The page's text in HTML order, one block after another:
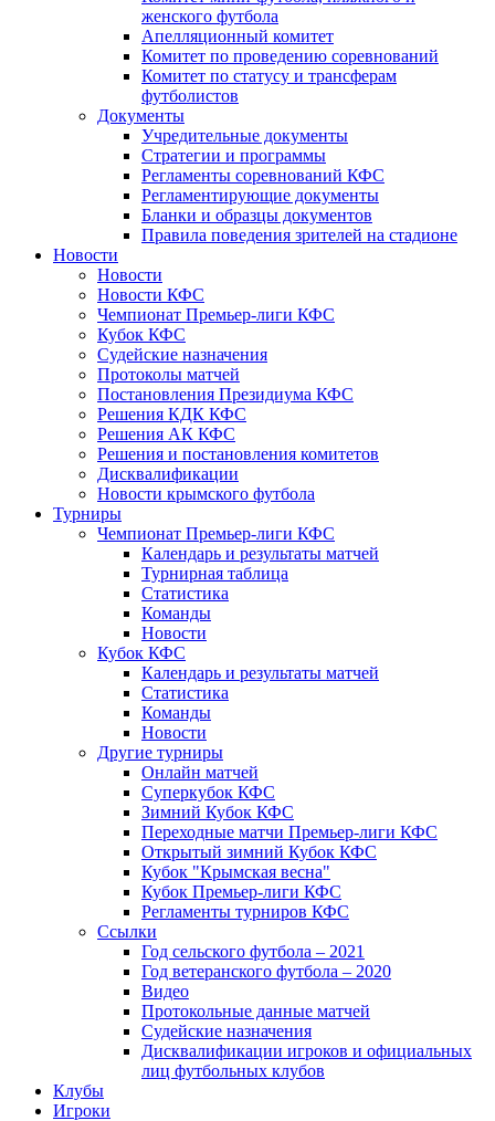
женского футбола
Апелляционный комитет
Комитет по проведению соревнований
Комитет по статусу и трансферам
футболистов
Документы
Учредительные документы
Стратегии и программы
Регламенты соревнований КФС
Регламентирующие документы
Бланки и образцы документов
Правила поведения зрителей на стадионе
Новости
Новости
Новости КФС
Чемпионат Премьер-лиги КФС
Кубок КФС
Судейские назначения
Протоколы матчей
Постановления Президиума КФС
Решения КДК КФС
Решения АК КФС
Решения и постановления комитетов
Дисквалификации
Новости крымского футбола
Турниры
Чемпионат Премьер-лиги КФС
Календарь и результаты матчей
Турнирная таблица
Статистика
Команды
Новости
Кубок КФС
Календарь и результаты матчей
Статистика
Команды
Новости
Другие турниры
Онлайн матчей
Суперкубок КФС
Зимний Кубок КФС
Переходные матчи Премьер-лиги КФС
Открытый зимний Кубок КФС
Кубок "Крымская весна"
Кубок Премьер-лиги КФС
Регламенты турниров КФС
Ссылки
Год сельского футбола – 2021
Год ветеранского футбола – 2020
Видео
Протокольные данные матчей
Судейские назначения
Дисквалификации игроков и официальных
лиц футбольных клубов
Клубы
Игроки